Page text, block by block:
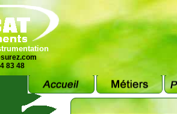
83 48